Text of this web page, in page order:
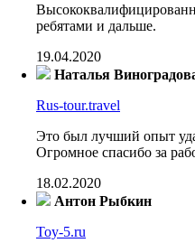
ребятами и дальше.
19.04.2020
Наталья
Rus-tour.travel
Это был лучший опыт
Огромное спасибо за
18.02.2020
Антон Рыбкин
Toy-5.ru